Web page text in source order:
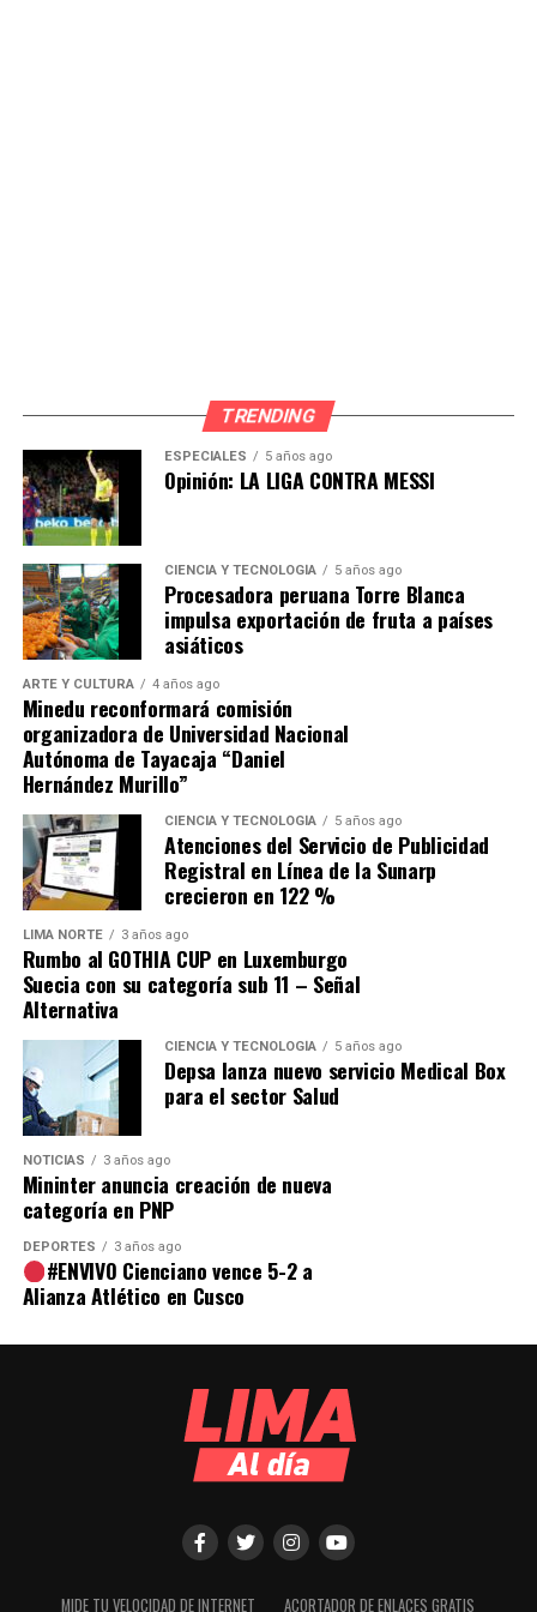
TRENDING
ESPECIALES 5 años ago
Opinión: LA LIGA CONTRA MESSI
CIENCIA Y TECNOLOGÍA 5 años ago
Procesadora peruana Torre Blanca
impulsa exportación de fruta a países
asiáticos
ARTE Y CULTURA 4 años ago
Minedu reconformará comisión
organizadora de Universidad Nacional
Autónoma de Tayacaja “Daniel
Hernández Murillo”
CIENCIA Y TECNOLOGÍA 5 años ago
Atenciones del Servicio de Publicidad
Registral en Línea de la Sunarp
crecieron en 122 %
LIMA NORTE 3 años ago
Rumbo al GOTHIA CUP en Luxemburgo
Suecia con su categoría sub 11 – Señal
Alternativa
CIENCIA Y TECNOLOGÍA 5 años ago
Depsa lanza nuevo servicio Medical Box
para el sector Salud
NOTICIAS 3 años ago
Mininter anuncia creación de nueva
categoría en PNP
DEPORTES 3 años ago
#ENVIVO Cienciano vence 5-2 a
Alianza Atlético en Cusco
MIDE TU VELOCIDAD DE INTERNET ACORTADOR DE ENLACES GRATIS